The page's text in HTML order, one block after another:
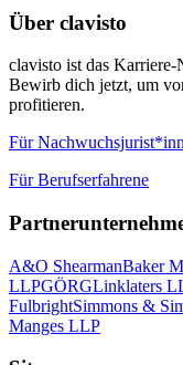
Über clavisto
clavisto ist das
Bewirb dich jetzt, um
profitieren.
Für
Für Berufserfahrene
A&O ShearmanBaker
LLPGÖRGLinklaters
FulbrightSimmons &
Manges LLP